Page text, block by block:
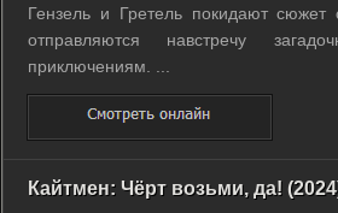
Гензель и Гретель покидают сюжет
отправляются навстречу
приключениям. ...
Кайтмен: Чёрт возьми, да!